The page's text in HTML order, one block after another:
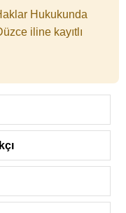
Hukukunda
iline kayıtlı